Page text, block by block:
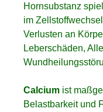
Hornsubstanz
im
Verlusten an
Leberschäden,
Calcium ist
Belastbarkeit und